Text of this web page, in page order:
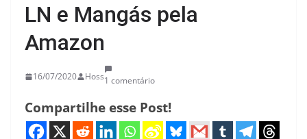
LN e Mangás pela
Amazon
16/07/2020 Hoss1 comentário
Compartilhe esse Post!